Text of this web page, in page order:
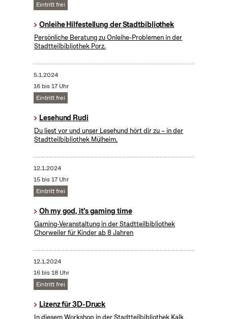
Eintritt frei
Onleihe Hilfestellung der Stadtbibliothek
Persönliche Beratung zu Onleihe-Problemen in der
Stadtteilbibliothek Porz.
5.1.2024
16 bis 17 Uhr
Eintritt frei
Lesehund Rudi
Du liest vor und unser Lesehund hört dir zu – in der
Stadtteilbibliothek Mülheim.
12.1.2024
15 bis 17 Uhr
Eintritt frei
Oh my god, it's gaming time
Gaming-Veranstaltung in der Stadtteilbibliothek
Chorweiler für Kinder ab 8 Jahren
12.1.2024
16 bis 18 Uhr
Eintritt frei
Lizenz für 3D-Druck